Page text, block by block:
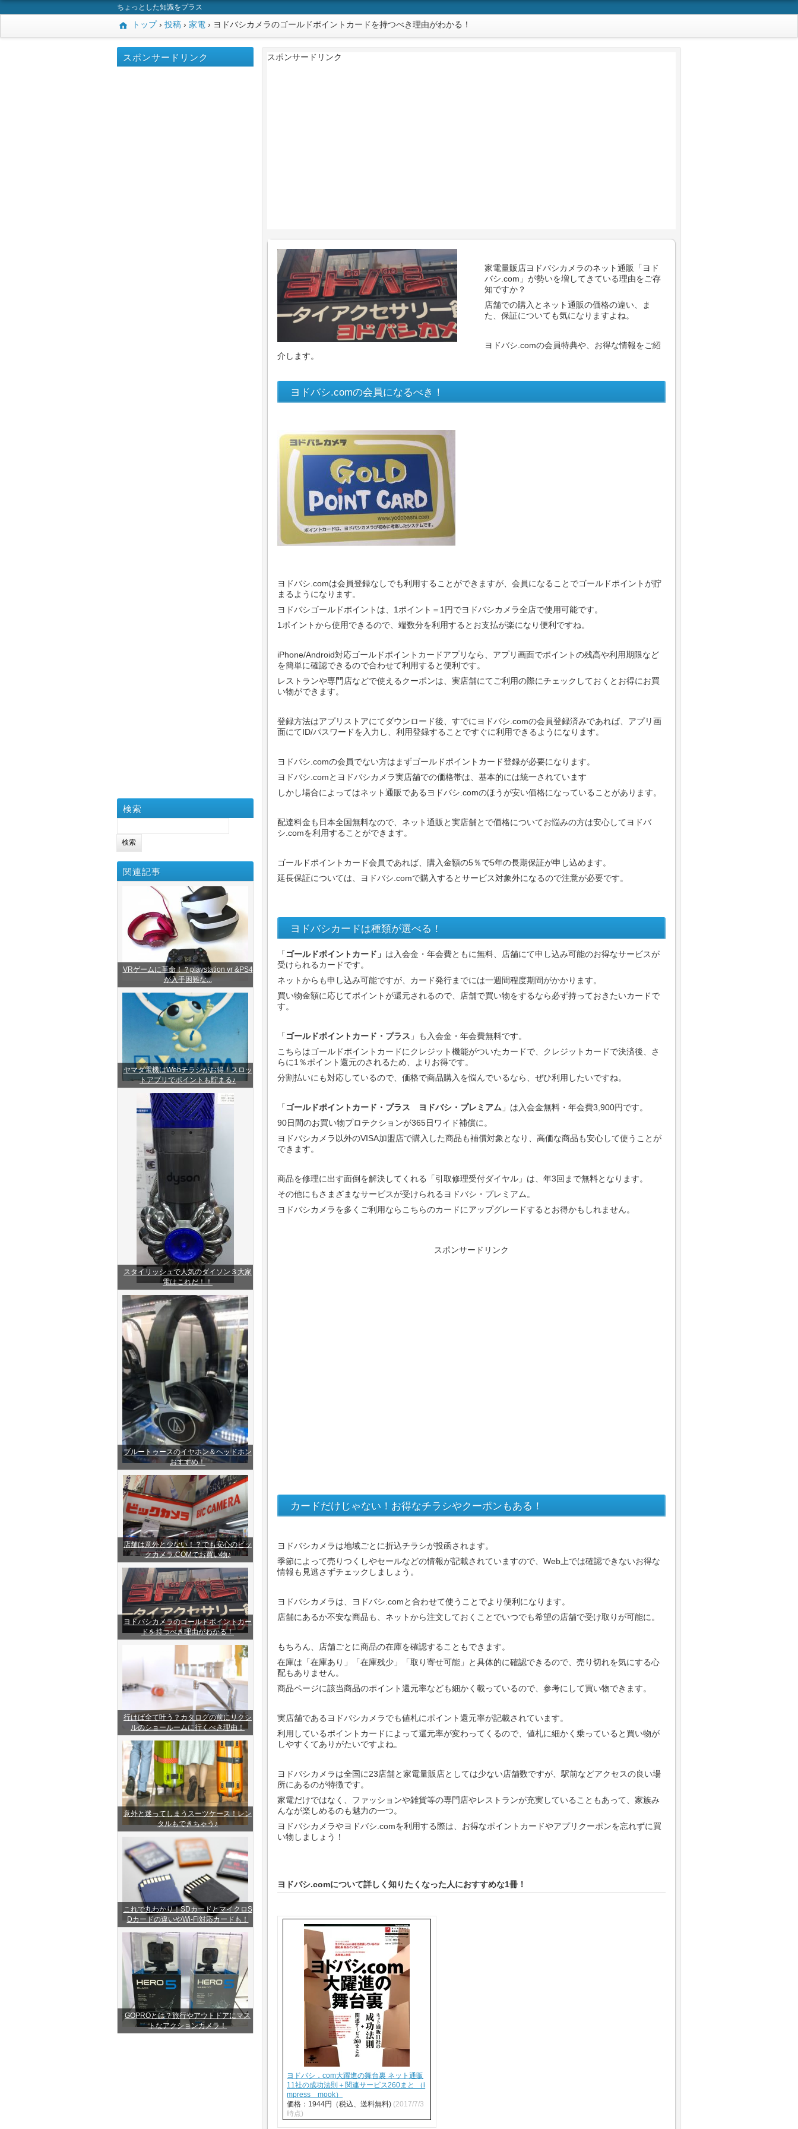
ちょっとした知識をプラス
トップ› 投稿 › 家電 › ヨドバシカメラのゴールドポイントカードを持つべき理由がわかる！
スポンサードリンク
家電量販店ヨドバシカメラのネット通販「ヨド
バシ.com」が勢いを増してきている理由をご存
知ですか？
店舗での購入とネット通販の価格の違い、ま
た、保証についても気になりますよね。
ヨドバシ.comの会員特典や、お得な情報をご紹
介します。
ヨドバシ.comの会員になるべき！
ヨドバシ.comは会員登録なしでも利用することができますが、会員になることでゴールドポイントが貯
まるようになります。
ヨドバシゴールドポイントは、1ポイント＝1円でヨドバシカメラ全店で使用可能です。
1ポイントから使用できるので、端数分を利用するとお支払が楽になり便利ですね。
iPhone/Android対応ゴールドポイントカードアプリなら、アプリ画面でポイントの残高や利用期限など
を簡単に確認できるので合わせて利用すると便利です。
レストランや専門店などで使えるクーポンは、実店舗にてご利用の際にチェックしておくとお得にお買
い物ができます。
登録方法はアプリストアにてダウンロード後、すでにヨドバシ.comの会員登録済みであれば、アプリ画
面にてID/パスワードを入力し、利用登録することですぐに利用できるようになります。
ヨドバシ.comの会員でない方はまずゴールドポイントカード登録が必要になります。
ヨドバシ.comとヨドバシカメラ実店舗での価格帯は、基本的には統一されています
しかし場合によってはネット通販であるヨドバシ.comのほうが安い価格になっていることがあります。
配達料金も日本全国無料なので、ネット通販と実店舗とで価格についてお悩みの方は安心してヨドバ
シ.comを利用することができます。
ゴールドポイントカード会員であれば、購入金額の5％で5年の長期保証が申し込めます。
延長保証については、ヨドバシ.comで購入するとサービス対象外になるので注意が必要です。
ヨドバシカードは種類が選べる！
「 ゴールドポイントカード」 は入会金・年会費ともに無料、店舗にて申し込み可能のお得なサービスが
受けられるカードです。
ネットからも申し込み可能ですが、カード発行までには一週間程度期間がかかります。
買い物金額に応じてポイントが還元されるので、店舗で買い物をするなら必ず持っておきたいカードで
す。
「 ゴールドポイントカード・プラス 」も入会金・年会費無料です。
こちらはゴールドポイントカードにクレジット機能がついたカードで、クレジットカードで決済後、さ
らに1％ポイント還元のされるため、よりお得です。
分割払いにも対応しているので、価格で商品購入を悩んでいるなら、ぜひ利用したいですね。
「 ゴールドポイントカード・プラス ヨドバシ・プレミアム 」は入会金無料・年会費3,900円です。
90日間のお買い物プロテクションが365日ワイド補償に。
ヨドバシカメラ以外のVISA加盟店で購入した商品も補償対象となり、高価な商品も安心して使うことが
できます。
商品を修理に出す面倒を解決してくれる「引取修理受付ダイヤル」は、年3回まで無料となります。
その他にもさまざまなサービスが受けられるヨドバシ・プレミアム。
ヨドバシカメラを多くご利用ならこちらのカードにアップグレードするとお得かもしれません。
スポンサードリンク
カードだけじゃない！お得なチラシやクーポンもある！
ヨドバシカメラは地域ごとに折込チラシが投函されます。
季節によって売りつくしやセールなどの情報が記載されていますので、Web上では確認できないお得な
情報も見逃さずチェックしましょう。
ヨドバシカメラは、ヨドバシ.comと合わせて使うことでより便利になります。
店舗にあるか不安な商品も、ネットから注文しておくことでいつでも希望の店舗で受け取りが可能に。
もちろん、店舗ごとに商品の在庫を確認することもできます。
在庫は「在庫あり」「在庫残少」「取り寄せ可能」と具体的に確認できるので、売り切れを気にする心
配もありません。
商品ページに該当商品のポイント還元率なども細かく載っているので、参考にして買い物できます。
実店舗であるヨドバシカメラでも値札にポイント還元率が記載されています。
利用しているポイントカードによって還元率が変わってくるので、値札に細かく乗っていると買い物が
しやすくてありがたいですよね。
ヨドバシカメラは全国に23店舗と家電量販店としては少ない店舗数ですが、駅前などアクセスの良い場
所にあるのが特徴です。
家電だけではなく、ファッションや雑貨等の専門店やレストランが充実していることもあって、家族み
んなが楽しめるのも魅力の一つ。
ヨドバシカメラやヨドバシ.comを利用する際は、お得なポイントカードやアプリクーポンを忘れずに買
い物しましょう！
ヨドバシ.comについて詳しく知りたくなった人におすすめな1冊！
ヨドバシ．com大躍進の舞台裏 ネット通販
11社の成功法則＋関連サービス260まと （i
mpress mook）
価格：1944円（税込、送料無料) (2017/7/3
時点)
スポンサードリンク
検索
関連記事
VRゲームに革命！？playstation vr &PS4
が入手困難な...
ヤマダ電機はWebチラシがお得！スロッ
トアプリでポイントも貯まる♪
スタイリッシュで人気のダイソン３大家
電はこれだ！！
ブルートゥースのイヤホン＆ヘッドホン
おすすめ！
店舗は意外と少ない！？でも安心のビッ
クカメラ.COMでお買い物♪
ヨドバシカメラのゴールドポイントカー
ドを持つべき理由がわかる！
行けば全て叶う？カタログの前にリクシ
ルのショールームに行くべき理由！
意外と迷ってしまうスーツケース！レン
タルもできちゃう♪
これで丸わかり！SDカードとマイクロS
Dカードの違いやWi-Fi対応カードも！
GOPROとは？旅行やアウトドアにマス
トなアクションカメラ！